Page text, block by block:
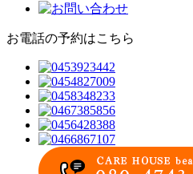
お電話の予約はこちら